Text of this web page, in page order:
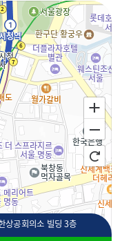
상공회의소 빌딩 3층